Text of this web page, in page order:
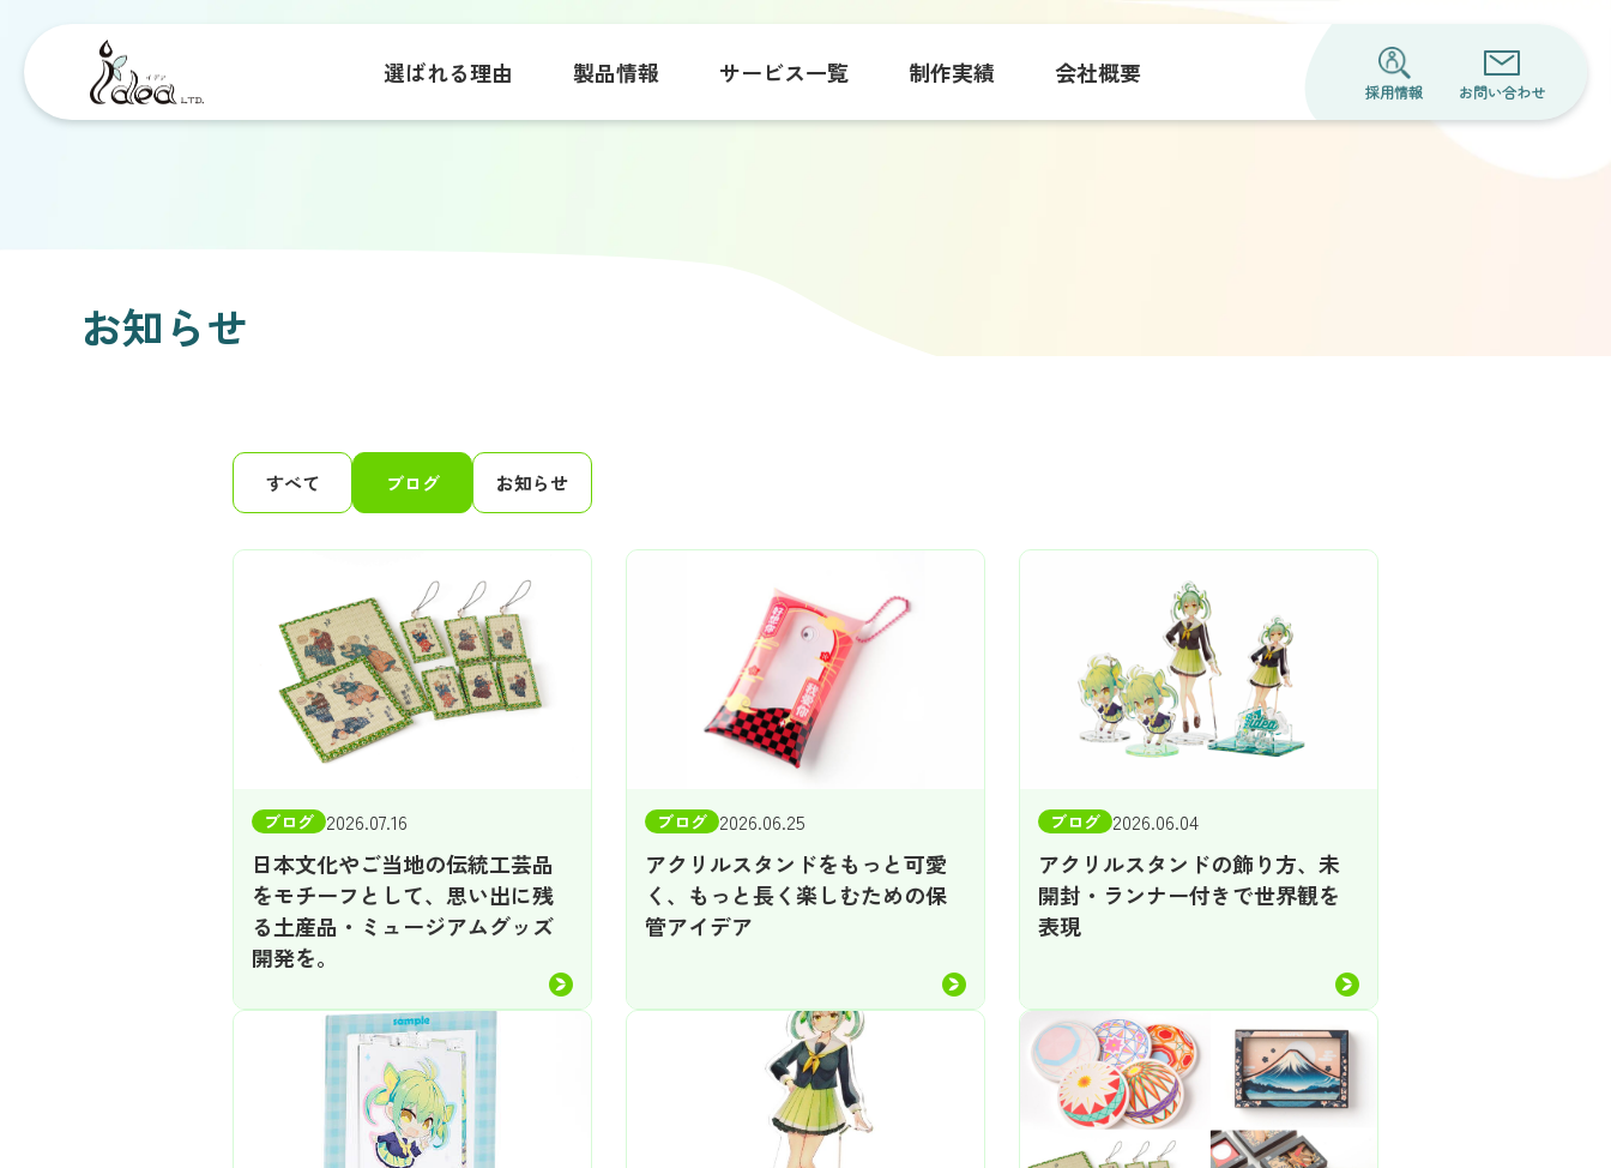
選ばれる理由 製品情報 サービス一覧 制作実績 会社概要
採用情報 お問い合わせ
お知らせ
すべて ブログ お知らせ
ブログ 2026.07.16
日本文化やご当地の伝統工芸品
をモチーフとして、思い出に残
る土産品・ミュージアムグッズ
開発を。
ブログ 2026.06.25
アクリルスタンドをもっと可愛
く、もっと長く楽しむための保
管アイデア
ブログ 2026.06.04
アクリルスタンドの飾り方、未
開封・ランナー付きで世界観を
表現